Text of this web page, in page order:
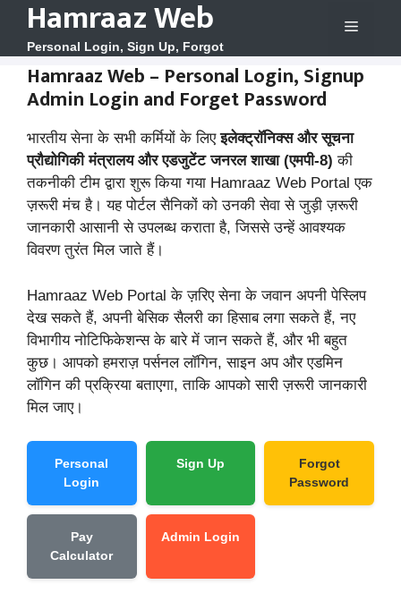
content
Hamraaz Web
Personal Login, Sign Up, Forgot
Menu
Hamraaz Web – Personal Login, Signup
Admin Login and Forget Password
भारतीय सेना के सभी कर्मियों के लिएइलेक्ट्रॉनिक्स और सूचना
प्रौद्योगिकी मंत्रालय और एडजुटेंट जनरल शाखा (एमपी-8) की
तकनीकी टीम द्वारा शुरू किया गया Hamraaz Web Portal एक
ज़रूरी मंच है। यह पोर्टल सैनिकों को उनकी सेवा से जुड़ी ज़रूरी
जानकारी आसानी से उपलब्ध कराता है, जिससे उन्हें आवश्यक
विवरण तुरंत मिल जाते हैं।
Hamraaz Web Portal के ज़रिए सेना के जवान अपनी पेस्लिप
देख सकते हैं, अपनी बेसिक सैलरी का हिसाब लगा सकते हैं, नए
विभागीय नोटिफिकेशन्स के बारे में जान सकते हैं, और भी बहुत
कुछ। आपको हमराज़ पर्सनल लॉगिन, साइन अप और एडमिन
लॉगिन की प्रक्रिया बताएगा, ताकि आपको सारी ज़रूरी जानकारी
मिल जाए।
Personal
Login
Sign Up
Forgot
Password
Pay
Calculator
Admin Login